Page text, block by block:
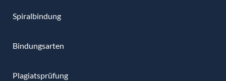
Spiralbindung
Bindungsarten
Plagiatsprüfung